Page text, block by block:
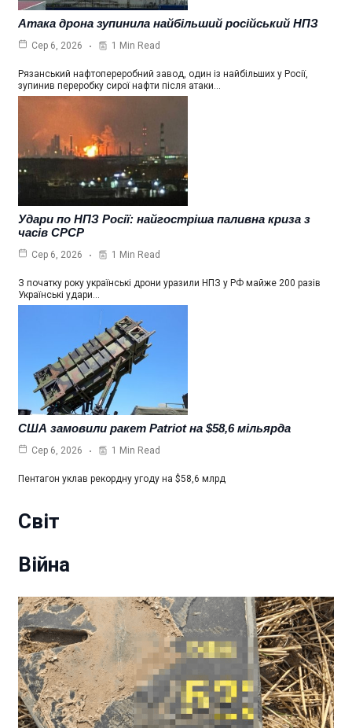
Атака дрона зупинила найбільший російський НПЗ
Сер 6, 2026 1 Min Read
Рязанський нафтопереробний завод, один із найбільших у Росії,
зупинив переробку сирої нафти після атаки…
Удари по НПЗ Росії: найгостріша паливна криза з
часів СРСР
Сер 6, 2026 1 Min Read
З початку року українські дрони уразили НПЗ у РФ майже 200 разів
Українські удари…
США замовили ракет Patriot на $58,6 мільярда
Сер 6, 2026 1 Min Read
Пентагон уклав рекордну угоду на $58,6 млрд
Світ
Війна